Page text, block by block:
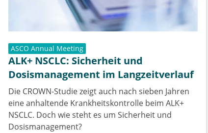
ASCO Annual Meeting
ALK+ NSCLC: Sicherheit und
Dosismanagement im Langzeitverlauf
Die CROWN-Studie zeigt auch nach sieben Jahren
eine anhaltende Krankheitskontrolle beim ALK+
NSCLC. Doch wie steht es um Sicherheit und
Dosismanagement?